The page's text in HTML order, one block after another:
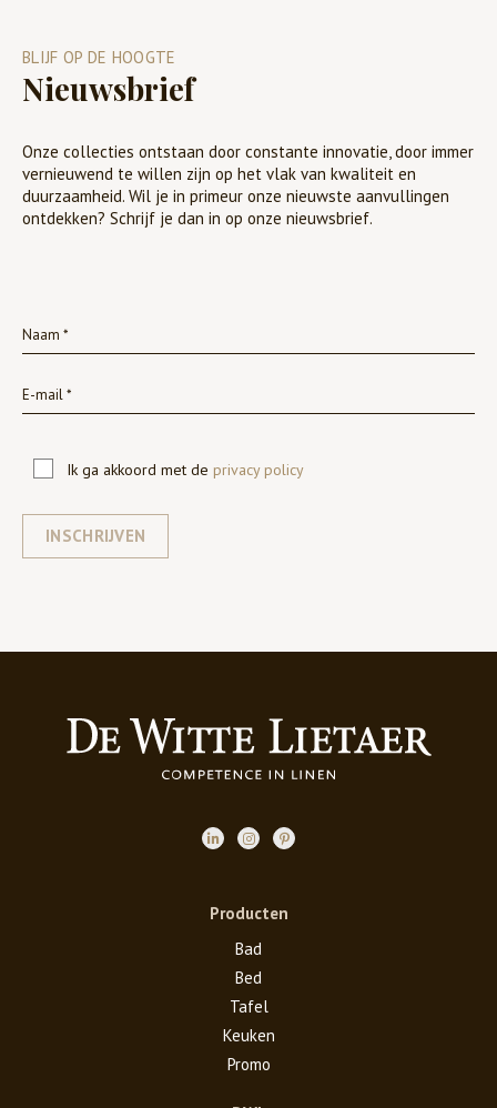
BLIJF OP DE HOOGTE
Nieuwsbrief
Onze collecties ontstaan door constante innovatie, door immer
vernieuwend te willen zijn op het vlak van kwaliteit en
duurzaamheid. Wil je in primeur onze nieuwste aanvullingen
ontdekken? Schrijf je dan in op onze nieuwsbrief.
Ik ga akkoord met de privacy policy
INSCHRIJVEN
Producten
Bad
Bed
Tafel
Keuken
Promo